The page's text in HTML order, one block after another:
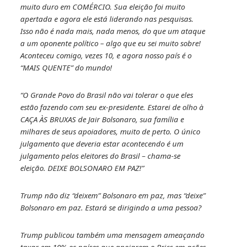
muito duro em COMÉRCIO. Sua eleição foi muito
apertada e agora ele está liderando nas pesquisas.
Isso não é nada mais, nada menos, do que um ataque
a um oponente político – algo que eu sei muito sobre!
Aconteceu comigo, vezes 10, e agora nosso país é o
“MAIS QUENTE” do mundo!
“O Grande Povo do Brasil não vai tolerar o que eles
estão fazendo com seu ex-presidente. Estarei de olho à
CAÇA ÀS BRUXAS de Jair Bolsonaro, sua família e
milhares de seus apoiadores, muito de perto. O único
julgamento que deveria estar acontecendo é um
julgamento pelos eleitores do Brasil – chama-se
eleição. DEIXE BOLSONARO EM PAZ!”
Trump não diz “deixem” Bolsonaro em paz, mas “deixe”
Bolsonaro em paz. Estará se dirigindo a uma pessoa?
Trump publicou também uma mensagem ameaçando